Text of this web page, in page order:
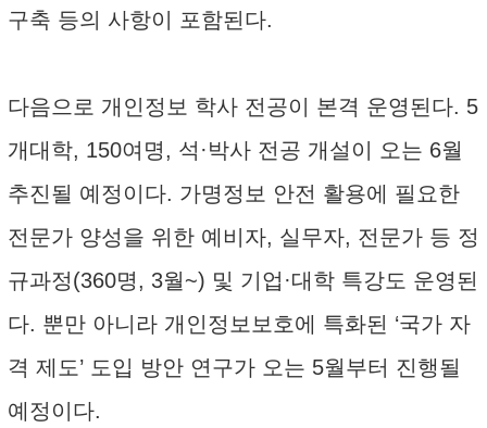
구축 등의 사항이 포함된다.
다음으로 개인정보 학사 전공이 본격 운영된다. 5
개대학, 150여명, 석·박사 전공 개설이 오는 6월
추진될 예정이다. 가명정보 안전 활용에 필요한
전문가 양성을 위한 예비자, 실무자, 전문가 등 정
규과정(360명, 3월~) 및 기업·대학 특강도 운영된
다. 뿐만 아니라 개인정보보호에 특화된 ‘국가 자
격 제도’ 도입 방안 연구가 오는 5월부터 진행될
예정이다.